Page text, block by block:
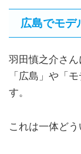
広島でモデ
羽田慎之介さん
「広島」や「
す。
これは一体どう